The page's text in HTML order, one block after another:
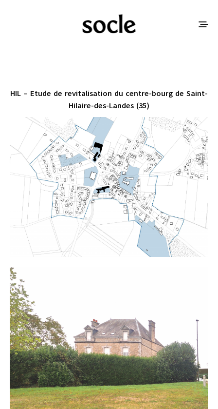
HIL – Etude de revitalisation du centre-bourg de Saint-
Hilaire-des-Landes (35)